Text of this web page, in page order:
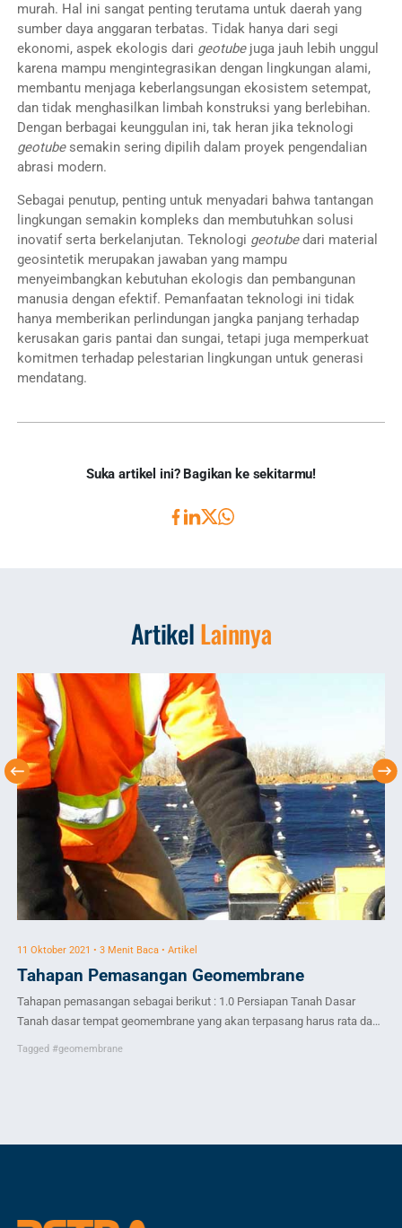
murah. Hal ini sangat penting terutama untuk daerah yang
sumber daya anggaran terbatas. Tidak hanya dari segi
ekonomi, aspek ekologis dari geotubejuga jauh lebih unggul
karena mampu mengintegrasikan dengan lingkungan alami,
membantu menjaga keberlangsungan ekosistem setempat,
dan tidak menghasilkan limbah konstruksi yang berlebihan.
Dengan berbagai keunggulan ini, tak heran jika teknologi
geotubesemakin sering dipilih dalam proyek pengendalian
abrasi modern.
Sebagai penutup, penting untuk menyadari bahwa tantangan
lingkungan semakin kompleks dan membutuhkan solusi
inovatif serta berkelanjutan. Teknologi geotubedari material
geosintetik merupakan jawaban yang mampu
menyeimbangkan kebutuhan ekologis dan pembangunan
manusia dengan efektif. Pemanfaatan teknologi ini tidak
hanya memberikan perlindungan jangka panjang terhadap
kerusakan garis pantai dan sungai, tetapi juga memperkuat
komitmen terhadap pelestarian lingkungan untuk generasi
mendatang.
Suka artikel ini? Bagikan ke sekitarmu!
ArtikelLainnya
11 Oktober 2021 • 3 Menit Baca • Artikel
Tahapan Pemasangan Geomembrane
Tahapan pemasangan sebagai berikut : 1.0 Persiapan Tanah Dasar
Tanah dasar tempat geomembrane yang akan terpasang harus rata dan
bebas dari benda-benda tajam. Seluruh kerikil ataupun akar harus bersih
Tagged #geomembrane